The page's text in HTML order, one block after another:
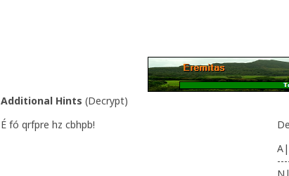
Additional Hints (Decrypt)
É fó qrfpre hz cbhpb!